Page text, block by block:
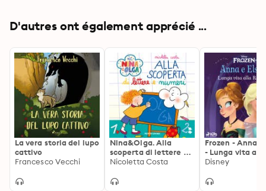
D'autres ont également apprécié ...
La vera storia del lupo
cattivo
Francesco Vecchi
Nina&Olga. Alla
scoperta di lettere e
numeri
Nicoletta Costa
Frozen - Anna e
- Lunga vita alla
Regina!
Disney